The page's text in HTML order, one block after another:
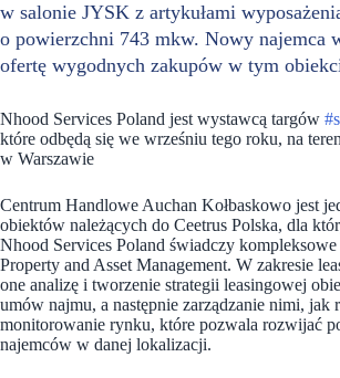
w salonie JYSK z artykułami
o powierzchni 743 mkw. Nowy najemca
ofertę wygodnych zakupów w tym
Nhood Services Poland jest wystawcą targów
które odbędą się we wrześniu tego roku, na
w Warszawie
Centrum Handlowe Auchan Kołbaskowo jest
obiektów należących do Ceetrus Polska, dla
Nhood Services Poland świadczy kompleksowe
Property and Asset Management. W zakresie
one analizę i tworzenie strategii leasingowej
umów najmu, a następnie zarządzanie nimi, jak
monitorowanie rynku, które pozwala rozwijać
najemców w danej lokalizacji.